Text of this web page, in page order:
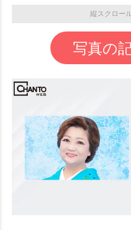
縦スクロー
写真の